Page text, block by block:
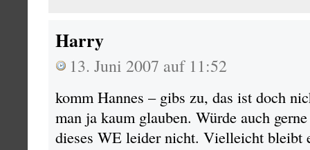
Harry
13. Juni 2007 auf 11:52
komm Hannes – gibs zu, das ist doch
man ja kaum glauben. Würde auch
dieses WE leider nicht. Vielleicht bleibt